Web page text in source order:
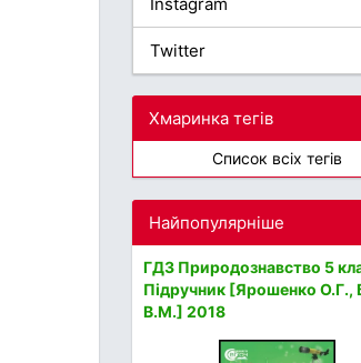
Twitter
Хмаринка тегів
Список всіх тегів
Найпопулярніше
ГДЗ Природознавство 5
Підручник [Ярошенко О.Г.,
В.М.] 2018